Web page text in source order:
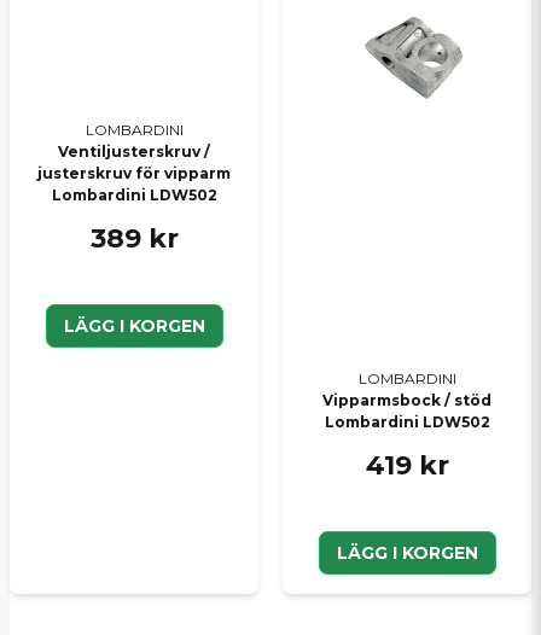
LOMBARDINI
Ventiljusterskruv /
justerskruv för vipparm
Lombardini LDW502
389 kr
LÄGG I KORGEN
LOMBARDINI
Vipparmsbock / stöd
Lombardini LDW502
419 kr
LÄGG I KORGEN